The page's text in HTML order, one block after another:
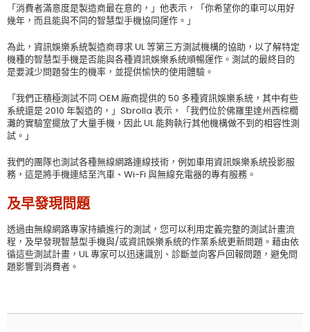
「消費者滿意度是製造商最在意的，」他表示，「你希望你的車可以用好
幾年，而且能與不同的智慧型手機協同運作。」
為此，資訊娛樂系統製造商尋求 UL 等第三方測試機構的協助，以了解特定
機種的智慧型手機是否能與各種資訊娛樂系統順暢運作。測試的最終目的
是要減少問題發生的機率，並提供愉快的使用體驗。
「我們正積極測試不同 OEM 廠商提供的 50 多種資訊娛樂系統，其中有些
系統還是 2010 年製造的，」Sbrolla 表示，「我們位於佛羅里達州西棕櫚
灘的實驗室擺放了大量手機，因此 UL 能夠執行其他機構做不到的相容性測
試。」
我們的團隊也測試各種無線網路連線技術，例如車用資訊娛樂系統投影服
務，這是將手機連結至汽車、Wi-Fi 與無線充電器的專有服務。
及早發現問題
透過由無線網路專家持續進行的測試，您可以利用定義完整的測試計畫流
程，及早發現智慧型手機與/或資訊娛樂系統的作業系統更新問題。藉由依
循這些測試計畫，UL 專家可以迅速識別、診斷並向客戶回報問題，避免問
題影響到消費者。